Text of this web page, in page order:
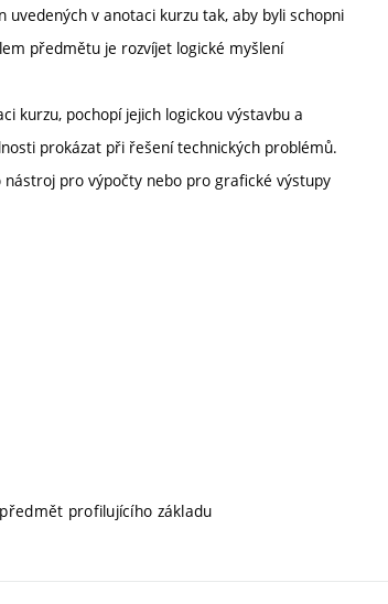
v anotaci kurzu tak, aby byli schopni
předmětu je rozvíjet logické myšlení
kurzu, pochopí jejich logickou výstavbu a
prokázat při řešení technických problémů.
pro výpočty nebo pro grafické výstupy
profilujícího základu